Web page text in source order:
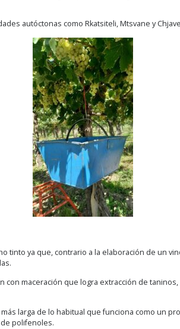
autóctonas como Rkatsiteli, Mtsvane y
tinto ya que, contrario a la elaboración de un
con maceración que logra extracción de
larga de lo habitual que funciona como un
polifenoles.